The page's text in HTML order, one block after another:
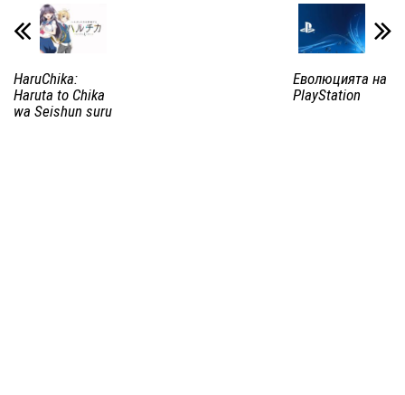
HaruChika:
Haruta to Chika
wa Seishun suru
Еволюцията на
PlayStation